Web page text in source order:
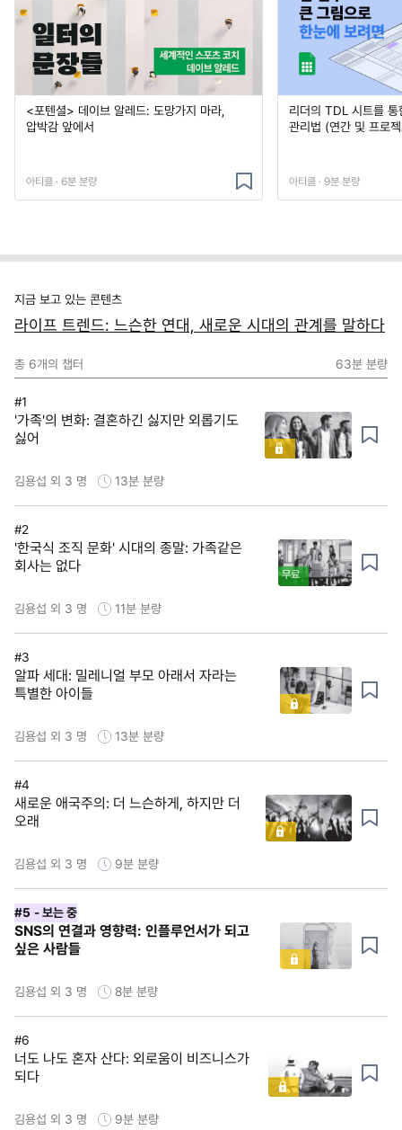
<포텐셜> 데이브 알레드: 도망가지 마라,
압박감 앞에서
아티클 · 6분 분량
리더의 TDL 시트를
관리법 (연간 및 프로
아티클 · 9분 분량
지금 보고 있는 콘텐츠
라이프 트렌드: 느슨한 연대, 새로운 시대의 관계를 말하다
총 6개의 챕터 63분 분량
#1
'가족'의 변화: 결혼하긴 싫지만 외롭기도
싫어
김용섭 외 3 명 13분 분량
#2
'한국식 조직 문화' 시대의 종말: 가족같은
회사는 없다
무료
김용섭 외 3 명 11분 분량
#3
알파 세대: 밀레니얼 부모 아래서 자라는
특별한 아이들
김용섭 외 3 명 13분 분량
#4
새로운 애국주의: 더 느슨하게, 하지만 더
오래
김용섭 외 3 명 9분 분량
#5 - 보는 중
SNS의 연결과 영향력: 인플루언서가 되고
싶은 사람들
김용섭 외 3 명 8분 분량
#6
너도 나도 혼자 산다: 외로움이 비즈니스가
되다
김용섭 외 3 명 9분 분량